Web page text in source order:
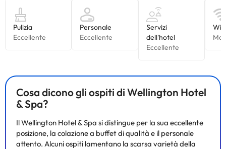
Cosa dicono gli ospiti di Wellington Hotel
& Spa?
Il Wellington Hotel & Spa si distingue per la sua eccellente
posizione, la colazione a buffet di qualità e il personale
attento. Alcuni ospiti lamentano la scarsa varietà della